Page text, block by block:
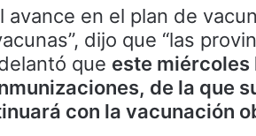
avance en el plan de
dijo que “las
que este miércoles
de la que
con la vacunación